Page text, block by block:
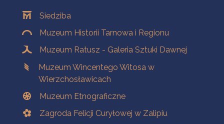
Siedziba
Muzeum Historii Tarnowa i Regionu
Muzeum Ratusz - Galeria Sztuki Dawnej
Muzeum Wincentego Witosa w
Wierzchosławicach
Muzeum Etnograficzne
Zagroda Felicji Curyłowej w Zalipiu